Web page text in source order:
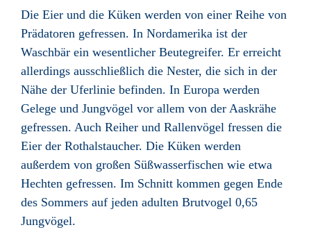
Die Eier und die Küken werden von einer Reihe von
Prädatoren gefressen. In Nordamerika ist der
Waschbär ein wesentlicher Beutegreifer. Er erreicht
allerdings ausschließlich die Nester, die sich in der
Nähe der Uferlinie befinden. In Europa werden
Gelege und Jungvögel vor allem von der Aaskrähe
gefressen. Auch Reiher und Rallenvögel fressen die
Eier der Rothalstaucher. Die Küken werden
außerdem von großen Süßwasserfischen wie etwa
Hechten gefressen. Im Schnitt kommen gegen Ende
des Sommers auf jeden adulten Brutvogel 0,65
Jungvögel.